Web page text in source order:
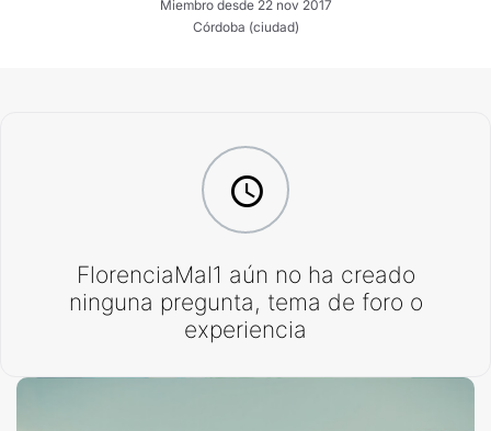
Miembro desde 22 nov 2017
Córdoba (ciudad)
FlorenciaMal1 aún no ha creado
ninguna pregunta, tema de foro o
experiencia